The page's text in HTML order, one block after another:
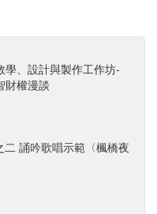
學、設計與製作工作坊-
財權漫談
二 誦吟歌唱示範〈楓橋夜